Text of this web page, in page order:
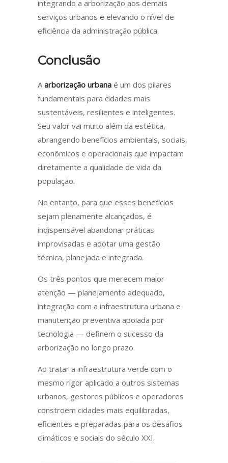
integrando a arborização aos demais
serviços urbanos e elevando o nível de
eficiência da administração pública.
Conclusão
Aarborização urbana é um dos pilares
fundamentais para cidades mais
sustentáveis, resilientes e inteligentes.
Seu valor vai muito além da estética,
abrangendo benefícios ambientais, sociais,
econômicos e operacionais que impactam
diretamente a qualidade de vida da
população.
No entanto, para que esses benefícios
sejam plenamente alcançados, é
indispensável abandonar práticas
improvisadas e adotar uma gestão
técnica, planejada e integrada.
Os três pontos que merecem maior
atenção — planejamento adequado,
integração com a infraestrutura urbana e
manutenção preventiva apoiada por
tecnologia — definem o sucesso da
arborização no longo prazo.
Ao tratar a infraestrutura verde com o
mesmo rigor aplicado a outros sistemas
urbanos, gestores públicos e operadores
constroem cidades mais equilibradas,
eficientes e preparadas para os desafios
climáticos e sociais do século XXI.